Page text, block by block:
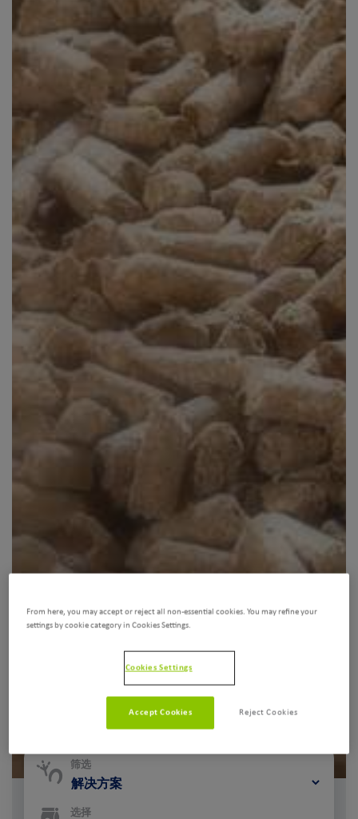
筛选
选择
From here, you may accept or reject all non-essential cookies. You may refine your
settings by cookie category in Cookies Settings.
Cookies Settings
Reject Cookies
Accept Cookies